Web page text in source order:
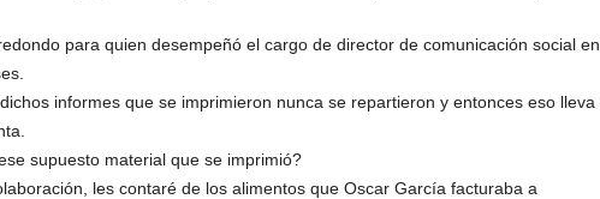
para quien desempeñó el cargo de director de comunicación social en
informes que se imprimieron nunca se repartieron y entonces eso lleva
supuesto material que se imprimió?
les contaré de los alimentos que Oscar García facturaba a